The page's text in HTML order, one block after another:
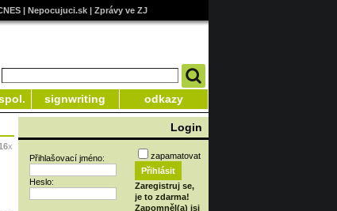
| Nepocujuci.sk| Zprávy ve ZJ
signwriting odkazy
x
Login
Přihlašovací jméno:
Heslo:
zapamatovat
Zaregistruj se,
je to zdarma!
Zapomněl(a) jsi